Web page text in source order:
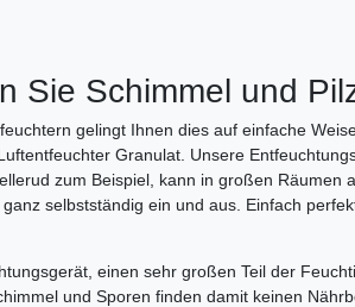
Sie Schimmel und
gelingt Ihnen dies auf einfache
Granulat. Unsere
zum Beispiel, kann in großen
selbstständig ein und aus. Einfach
einen sehr großen Teil der
und Sporen finden damit keinen